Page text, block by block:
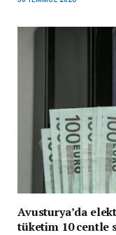
Avusturya’da
tüketim 10 centle